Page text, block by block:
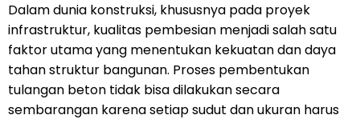
Dalam dunia konstruksi, khususnya pada proyek
infrastruktur, kualitas pembesian menjadi salah satu
faktor utama yang menentukan kekuatan dan daya
tahan struktur bangunan. Proses pembentukan
tulangan beton tidak bisa dilakukan secara
sembarangan karena setiap sudut dan ukuran harus